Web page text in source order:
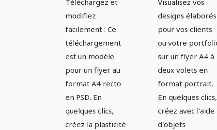
flyer A4 en
format
portrait
d'une page
- Version 5
Téléchargez et
modifiez
facilement : Ce
téléchargement
est un modèle
pour un flyer au
format A4 recto
en PSD. En
quelques clics,
créez la plasticité
flyer A4
recto-
en format
portrait
Visualisez vos
designs élaborés
pour vos clients
ou votre
sur un flyer A4 à
deux volets en
format portrait.
En quelques clics,
créez avec l'aide
d'objets